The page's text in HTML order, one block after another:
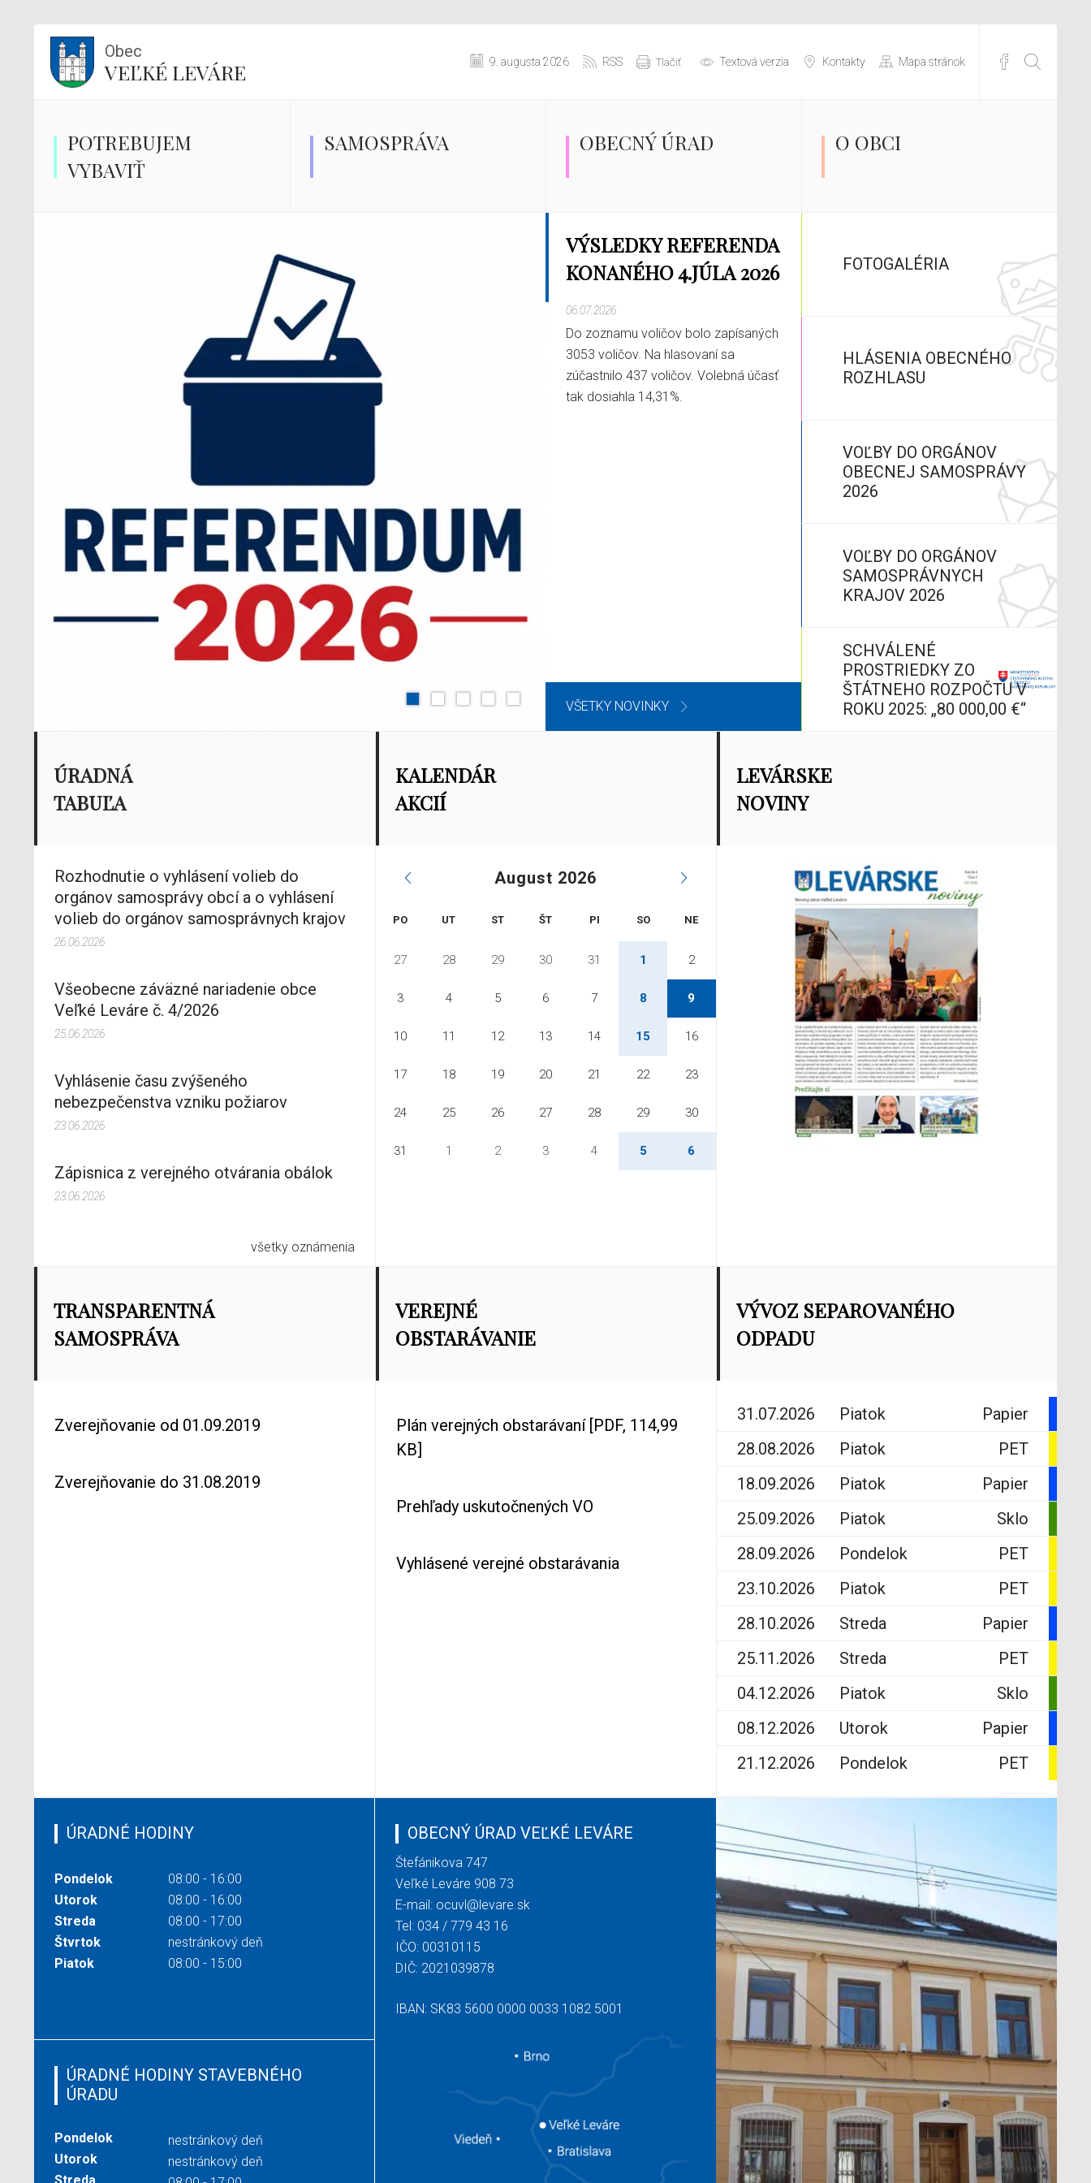
Obec
VEĽKÉ LEVÁRE 9. augusta 2026 RSS Tlačiť Textová verzia Kontakty Mapa stránok
POTREBUJEM
VYBAVIŤ
SAMOSPRÁVA OBECNÝ ÚRAD O OBCI
REFERENDUM SA
KONÁ ZAJTRA OD 7.00
DO 22.00 HOD.
03.07.2026
Pripomíname, že referendum sa koná
zajtra od 7.00 do 22.00 hod. Zriadené
sú dva okrsky a obe volebné
VŠETKY NOVINKY
FOTOGALÉRIA
HLÁSENIA OBECNÉHO
ROZHLASU
VOĽBY DO ORGÁNOV
OBECNEJ SAMOSPRÁVY
2026
VOĽBY DO ORGÁNOV
SAMOSPRÁVNYCH
KRAJOV 2026
SCHVÁLENÉ
PROSTRIEDKY ZO
ŠTÁTNEHO ROZPOČTU V
ROKU 2025: „80 000,00 €“
ÚRADNÁ
TABUĽA
Rozhodnutie o vyhlásení volieb do
orgánov samosprávy obcí a o vyhlásení
volieb do orgánov samosprávnych krajov
26.06.2026
Všeobecne záväzné nariadenie obce
Veľké Leváre č. 4/2026
25.06.2026
Vyhlásenie času zvýšeného
nebezpečenstva vzniku požiarov
23.06.2026
Zápisnica z verejného otvárania obálok
23.06.2026
všetky oznámenia
KALENDÁR
AKCIÍ
August 2026
PO UT ST ŠT PI SO NE
27 28 29 30 31 1 2
3 4 5 6 7 8 9
10 11 12 13 14 15 16
17 18 19 20 21 22 23
24 25 26 27 28 29 30
31 1 2 3 4 5 6
LEVÁRSKE
NOVINY
TRANSPARENTNÁ
SAMOSPRÁVA
Zverejňovanie od 01.09.2019
Zverejňovanie do 31.08.2019
VEREJNÉ
OBSTARÁVANIE
Plán verejných obstarávaní [PDF, 114,99
KB]
Prehľady uskutočnených VO
Vyhlásené verejné obstarávania
VÝVOZ SEPAROVANÉHO
ODPADU
Papier
31.07.2026
Piatok
PET
28.08.2026
Piatok
Papier
18.09.2026
Piatok
Sklo
25.09.2026
Piatok
PET
28.09.2026
Pondelok
PET
23.10.2026
Piatok
Papier
28.10.2026
Streda
PET
25.11.2026
Streda
Sklo
04.12.2026
Piatok
Papier
08.12.2026
Utorok
PET
21.12.2026 Pondelok
ÚRADNÉ HODINY
Pondelok
08:00 - 16:00
Utorok
08:00 - 16:00
Streda
08:00 - 17:00
Štvrtok
nestránkový deň
Piatok
08:00 - 15:00
ÚRADNÉ HODINY STAVEBNÉHO
ÚRADU
Pondelok
nestránkový deň
Utorok
nestránkový deň
OBECNÝ ÚRAD VEĽKÉ LEVÁRE
Štefánikova 747
Veľké Leváre 908 73
E-mail: ocuvl@levare.sk
Tel: 034 / 779 43 16
IČO: 00310115
DIČ: 2021039878
IBAN: SK83 5600 0000 0033 1082 5001